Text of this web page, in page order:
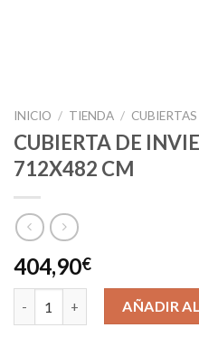
INICIO / TIENDA / CUBIERTAS
CUBIERTA DE
712X482 CM
404,90€
CUBIERTA DE INVIERNO
AÑADIR